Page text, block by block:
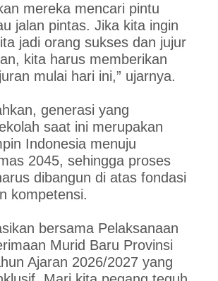
mereka mencari pintu
jalan pintas. Jika kita ingin
jadi orang sukses dan jujur
kita harus memberikan
mulai hari ini,” ujarnya.
generasi yang
saat ini merupakan
Indonesia menuju
2045, sehingga proses
dibangun di atas fondasi
kompetensi.
bersama Pelaksanaan
Murid Baru Provinsi
Ajaran 2026/2027 yang